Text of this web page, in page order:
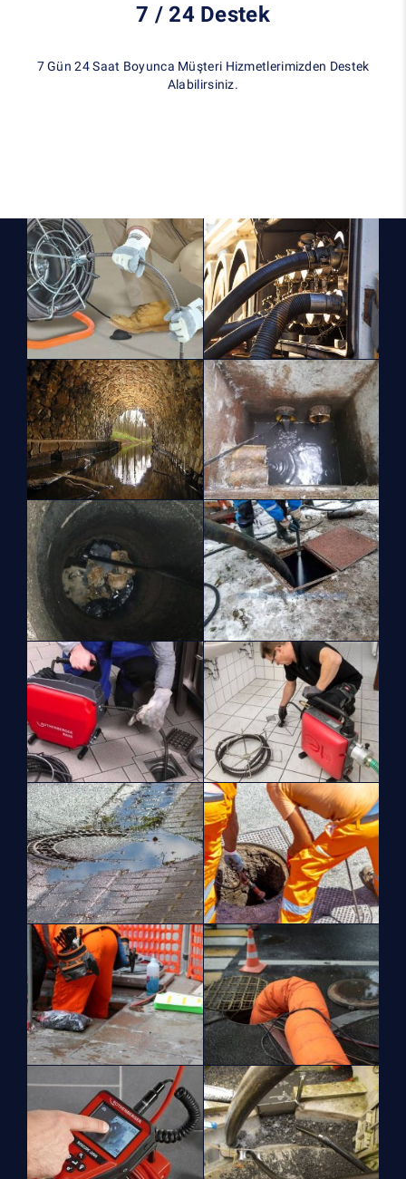
7 / 24 Destek
7 Gün 24 Saat Boyunca Müşteri Hizmetlerimizden Destek
Alabilirsiniz.